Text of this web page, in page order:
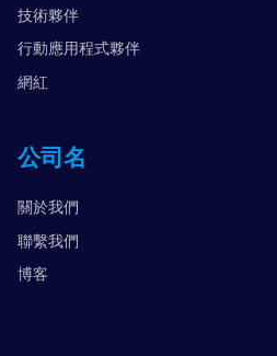
技術夥伴
行動應用程式夥伴
網紅
公司名
關於我們
聯繫我們
博客